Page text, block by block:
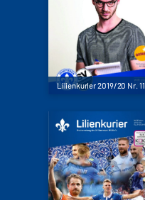
Lilienkurier 2019/20 Nr. 11